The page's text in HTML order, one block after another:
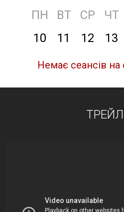
ПН ВТ СР ЧТ
10
11 12 13
Немає сеансів на